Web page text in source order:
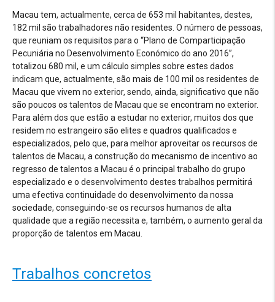
Macau tem, actualmente, cerca de 653 mil habitantes, destes,
182 mil são trabalhadores não residentes. O número de pessoas,
que reuniam os requisitos para o “Plano de Comparticipação
Pecuniária no Desenvolvimento Económico do ano 2016”,
totalizou 680 mil, e um cálculo simples sobre estes dados
indicam que, actualmente, são mais de 100 mil os residentes de
Macau que vivem no exterior, sendo, ainda, significativo que não
são poucos os talentos de Macau que se encontram no exterior.
Para além dos que estão a estudar no exterior, muitos dos que
residem no estrangeiro são elites e quadros qualificados e
especializados, pelo que, para melhor aproveitar os recursos de
talentos de Macau, a construção do mecanismo de incentivo ao
regresso de talentos a Macau é o principal trabalho do grupo
especializado e o desenvolvimento destes trabalhos permitirá
uma efectiva continuidade do desenvolvimento da nossa
sociedade, conseguindo-se os recursos humanos de alta
qualidade que a região necessita e, também, o aumento geral da
proporção de talentos em Macau.
Trabalhos concretos